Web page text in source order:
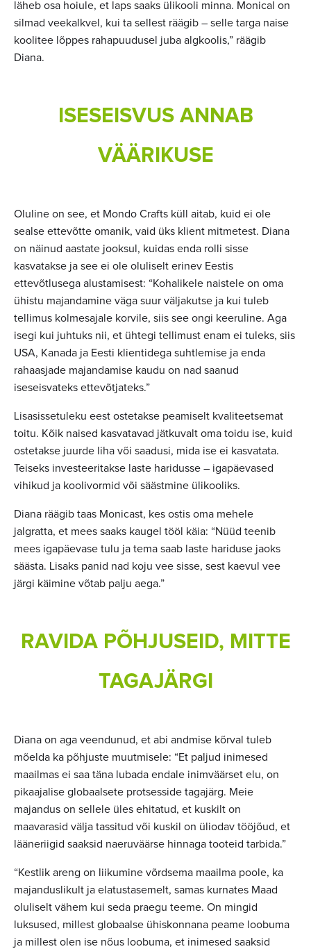
läheb osa hoiule, et laps saaks ülikooli minna. Monical on
silmad veekalkvel, kui ta sellest räägib – selle targa naise
koolitee lõppes rahapuudusel juba algkoolis,” räägib
Diana.
ISESEISVUS ANNAB
VÄÄRIKUSE
Oluline on see, et Mondo Crafts küll aitab, kuid ei ole
sealse ettevõtte omanik, vaid üks klient mitmetest. Diana
on näinud aastate jooksul, kuidas enda rolli sisse
kasvatakse ja see ei ole oluliselt erinev Eestis
ettevõtlusega alustamisest: “Kohalikele naistele on oma
ühistu majandamine väga suur väljakutse ja kui tuleb
tellimus kolmesajale korvile, siis see ongi keeruline. Aga
isegi kui juhtuks nii, et ühtegi tellimust enam ei tuleks, siis
USA, Kanada ja Eesti klientidega suhtlemise ja enda
rahaasjade majandamise kaudu on nad saanud
iseseisvateks ettevõtjateks.”
Lisasissetuleku eest ostetakse peamiselt kvaliteetsemat
toitu. Kõik naised kasvatavad jätkuvalt oma toidu ise, kuid
ostetakse juurde liha või saadusi, mida ise ei kasvatata.
Teiseks investeeritakse laste haridusse – igapäevased
vihikud ja koolivormid või säästmine ülikooliks.
Diana räägib taas Monicast, kes ostis oma mehele
jalgratta, et mees saaks kaugel tööl käia: “Nüüd teenib
mees igapäevase tulu ja tema saab laste hariduse jaoks
säästa. Lisaks panid nad koju vee sisse, sest kaevul vee
järgi käimine võtab palju aega.”
RAVIDA PÕHJUSEID, MITTE
TAGAJÄRGI
Diana on aga veendunud, et abi andmise kõrval tuleb
mõelda ka põhjuste muutmisele: “Et paljud inimesed
maailmas ei saa täna lubada endale inimväärset elu, on
pikaajalise globaalsete protsesside tagajärg. Meie
majandus on sellele üles ehitatud, et kuskilt on
maavarasid välja tassitud või kuskil on üliodav tööjõud, et
lääneriigid saaksid naeruväärse hinnaga tooteid tarbida.”
“Kestlik areng on liikumine võrdsema maailma poole, ka
majanduslikult ja elatustasemelt, samas kurnates Maad
oluliselt vähem kui seda praegu teeme. On mingid
luksused, millest globaalse ühiskonnana peame loobuma
ja millest olen ise nõus loobuma, et inimesed saaksid